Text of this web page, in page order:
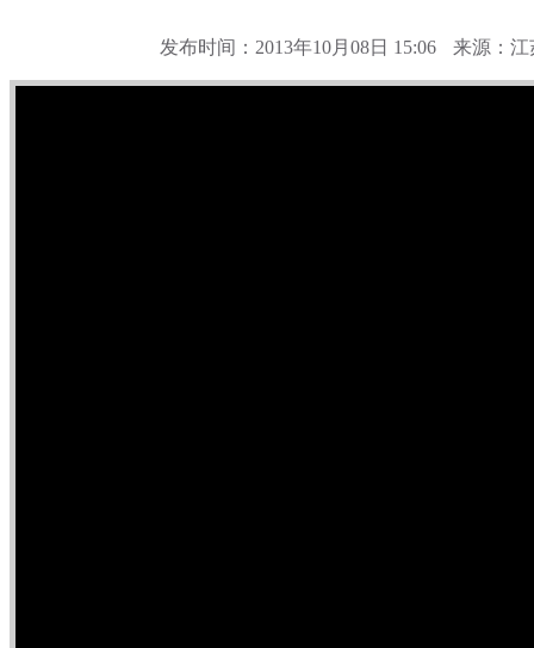
发布时间：2013年10月08日 15:06 来源：江